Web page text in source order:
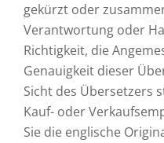
gekürzt oder
Verantwortung oder
Richtigkeit, die
Genauigkeit dieser
Sicht des Übersetzers
Kauf- oder
Sie die englische